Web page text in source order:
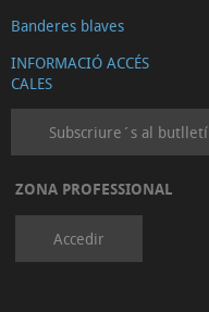
Banderes blaves
INFORMACIÓ ACCÉS
CALES
Subscriure´s al butlletí
ZONA PROFESSIONAL
Accedir